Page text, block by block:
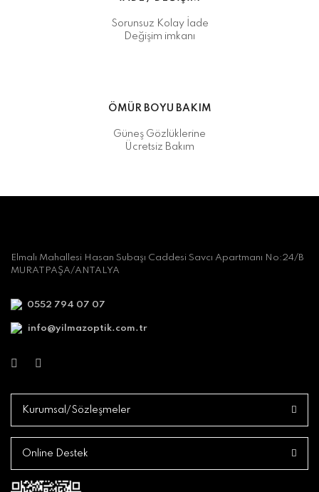
Sorunsuz Kolay İade
Değişim imkanı
ÖMÜR BOYU BAKIM
Güneş Gözlüklerine
Ücretsiz Bakım
Elmalı Mahallesi Hasan Subaşı Caddesi Savcı Apartmanı No:24/B
MURATPAŞA/ANTALYA
0552 794 07 07
info@yilmazoptik.com.tr
Kurumsal/Sözleşmeler
Online Destek